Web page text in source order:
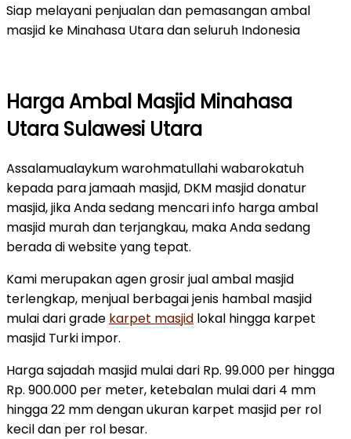
Siap melayani penjualan dan pemasangan ambal
masjid ke Minahasa Utara dan seluruh Indonesia
Harga Ambal Masjid Minahasa
Utara Sulawesi Utara
Assalamualaykum warohmatullahi wabarokatuh
kepada para jamaah masjid, DKM masjid donatur
masjid, jika Anda sedang mencari info harga ambal
masjid murah dan terjangkau, maka Anda sedang
berada di website yang tepat.
Kami merupakan agen grosir jual ambal masjid
terlengkap, menjual berbagai jenis hambal masjid
mulai dari grade karpet masjid lokal hingga karpet
masjid Turki impor.
Harga sajadah masjid mulai dari Rp. 99.000 per hingga
Rp. 900.000 per meter, ketebalan mulai dari 4 mm
hingga 22 mm dengan ukuran karpet masjid per rol
kecil dan per rol besar.